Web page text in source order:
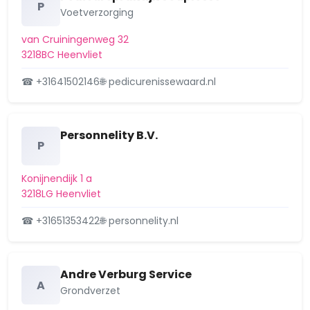
P
Voetverzorging
van Cruiningenweg 32
3218BC Heenvliet
☎ +31641502146🌐 pedicurenissewaard.nl
P
Personnelity B.V.
Konijnendijk 1 a
3218LG Heenvliet
☎ +31651353422🌐 personnelity.nl
A
Andre Verburg Service
Grondverzet